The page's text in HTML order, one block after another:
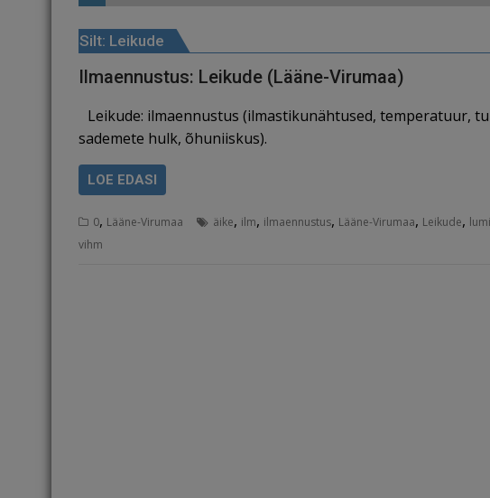
Silt: Leikude
Ilmaennustus: Leikude (Lääne-Virumaa)
Leikude: ilmaennustus (ilmastikunähtused, temperatuur,
sademete hulk, õhuniiskus).
LOE EDASI
0, Lääne-Virumaa äike, ilm, ilmaennustus, Lääne-Virumaa, Leikude, lumi
vihm